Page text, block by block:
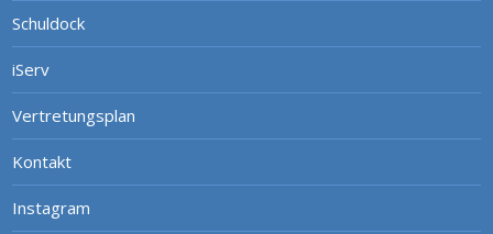
Schuldock
iServ
Vertretungsplan
Kontakt
Instagram